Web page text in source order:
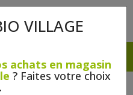
VILLAGE
achats en magasin
? Faites votre choix